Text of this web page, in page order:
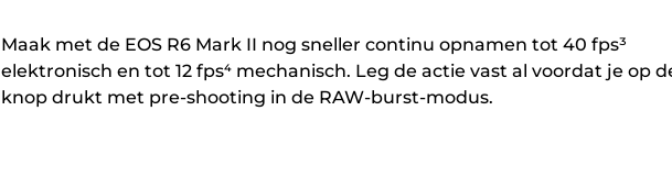
Maak met de EOS R6 Mark II nog sneller continu opnamen tot 40 fps³
elektronisch en tot 12 fps⁴ mechanisch. Leg de actie vast al voordat je op
knop drukt met pre-shooting in de RAW-burst-modus.